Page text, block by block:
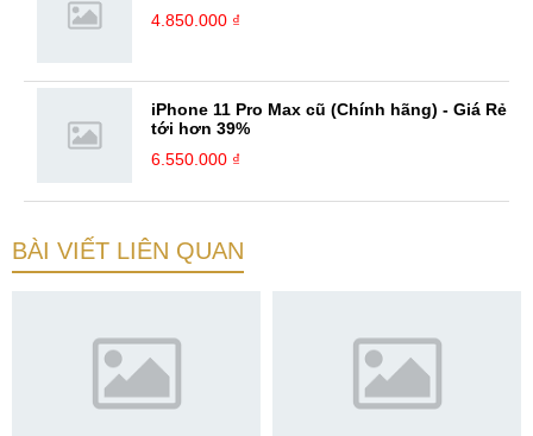
4.850.000 ₫
iPhone 11 Pro Max cũ (Chính hãng) - Giá Rẻ
tới hơn 39%
6.550.000 ₫
BÀI VIẾT LIÊN QUAN